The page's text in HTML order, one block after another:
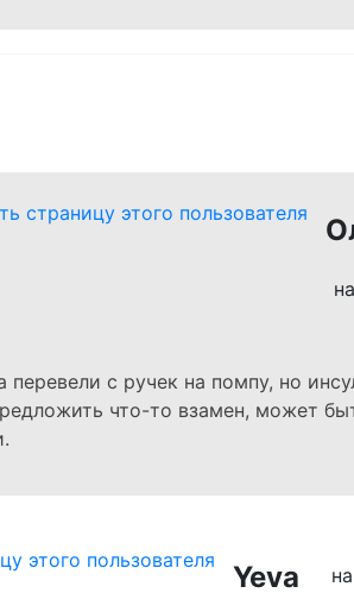
перевели с ручек на помпу, но
что-то взамен, может
Yeva